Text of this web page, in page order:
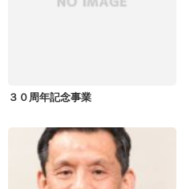
３０周年記念事業